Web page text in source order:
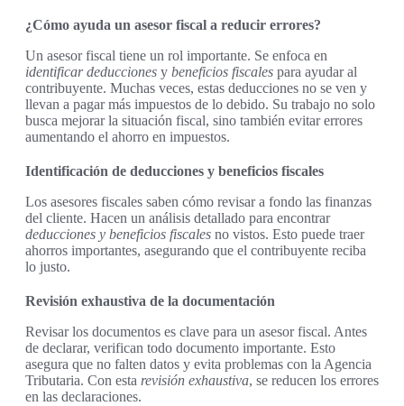
¿Cómo ayuda un asesor fiscal a reducir errores?
Un asesor fiscal tiene un rol importante. Se enfoca en
identificar deducciones y beneficios fiscales para ayudar al
contribuyente. Muchas veces, estas deducciones no se ven y
llevan a pagar más impuestos de lo debido. Su trabajo no solo
busca mejorar la situación fiscal, sino también evitar errores
aumentando el ahorro en impuestos.
Identificación de deducciones y beneficios fiscales
Los asesores fiscales saben cómo revisar a fondo las finanzas
del cliente. Hacen un análisis detallado para encontrar
deducciones y beneficios fiscales no vistos. Esto puede traer
ahorros importantes, asegurando que el contribuyente reciba
lo justo.
Revisión exhaustiva de la documentación
Revisar los documentos es clave para un asesor fiscal. Antes
de declarar, verifican todo documento importante. Esto
asegura que no falten datos y evita problemas con la Agencia
Tributaria. Con esta revisión exhaustiva, se reducen los errores
en las declaraciones.